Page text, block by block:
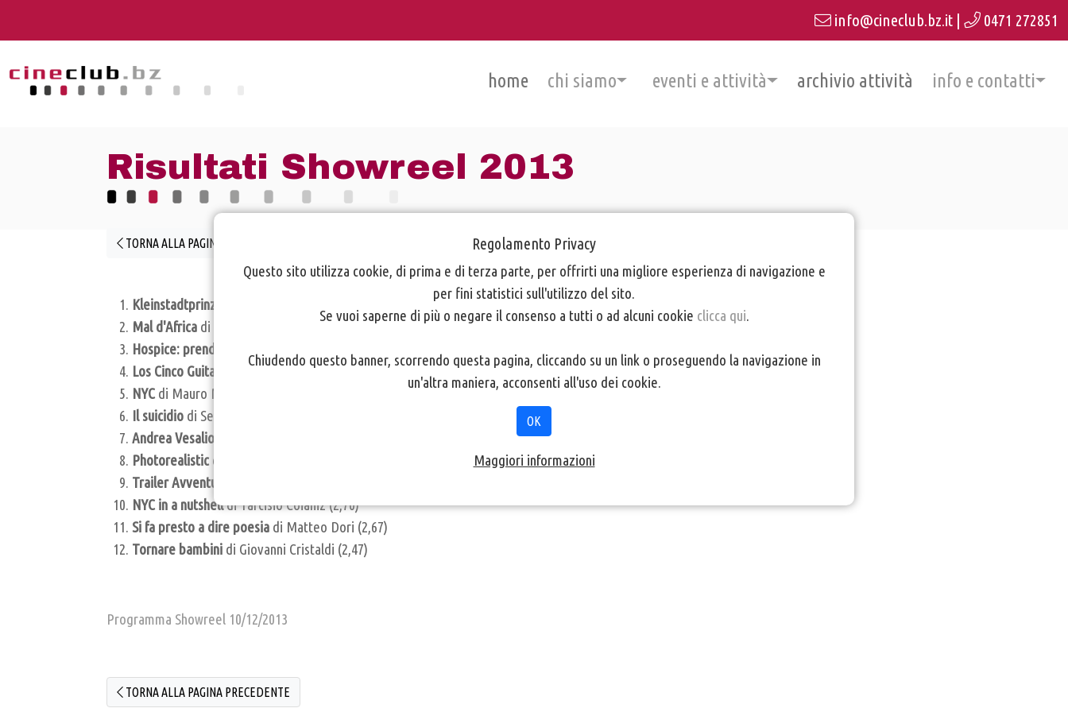
Regolamento Privacy
Questo sito utilizza cookie, di prima e di terza parte, per offrirti una migliore esperienza di navigazione e
per fini statistici sull'utilizzo del sito.
Se vuoi saperne di più o negare il consenso a tutti o ad alcuni cookie clicca qui.
Chiudendo questo banner, scorrendo questa pagina, cliccando su un link o proseguendo la navigazione in
un'altra maniera, acconsenti all'uso dei cookie.
OK
Maggiori informazioni
info@cineclub.bz.it 0471 272851
home chi siamo eventi e attività archivio attività info e contatti
Risultati Showreel 2013
TORNA ALLA PAGINA PRECEDENTE
Kleinstadtprinzessin
Mal d'Africadi Antonio Scerbo (3,65)
Hospice: prendersi cura
Los Cinco Guitarreros deluxedi Martina Jaider (3,47)
NYC di Mauro Manzo (3,43)
Il suicidiodi Sergio Moretto (3,38)
Andrea Vesalio a Pisa
di Andrea Slomp, Sabrina Orsaniti e Andrea Palvarini (3,12)
Photorealistic di Tarcisio Coianiz (2,96)
Trailer Avventura
NYC in a nutshelldi Tarcisio Coianiz (2,70)
Si fa presto a dire poesiadi Matteo Dori (2,67)
Tornare bambinidi Giovanni Cristaldi (2,47)
Programma Showreel 10/12/2013
TORNA ALLA PAGINA PRECEDENTE